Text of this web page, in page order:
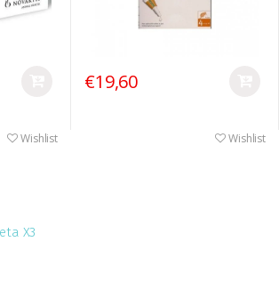
Wishlist
€19,60
Wishlist
X3